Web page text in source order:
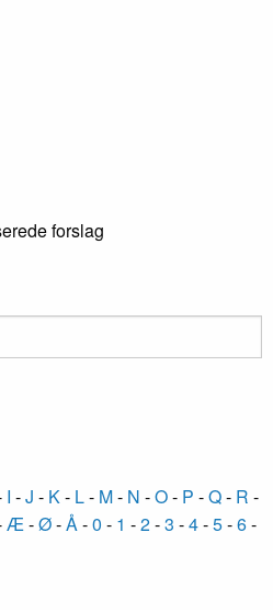
forslag
I -J - K- L- M- N -O- P -Q- R -
Æ-Ø-Å-0 - 1 -2-3 -4-5-6-